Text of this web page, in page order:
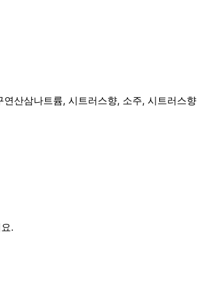
산삼나트륨, 시트러스향, 소주, 시트러스향
.